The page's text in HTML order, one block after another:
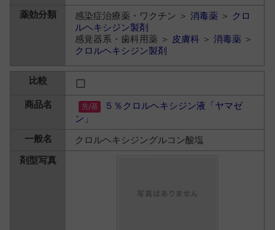
感染症治療薬・ワクチン ＞消毒薬 ＞ クロ
ルヘキシジン製剤
感覚器系・歯科用薬 ＞ 皮膚科 ＞消毒薬 ＞
クロルヘキシジン製剤
５％クロルヘキシジン液「ヤマゼ
ン」
クロルヘキシジングルコン酸塩